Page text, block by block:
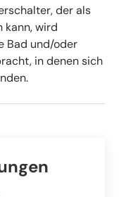
der als
kann, wird
Bad und/oder
in denen sich